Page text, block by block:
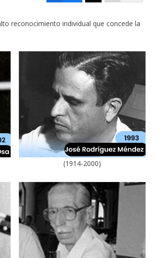
reconocimiento individual que concede la
(1914-2000)